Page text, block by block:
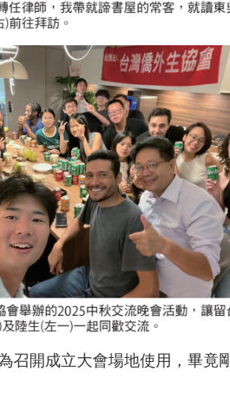
召開成立大會場地使用，畢竟